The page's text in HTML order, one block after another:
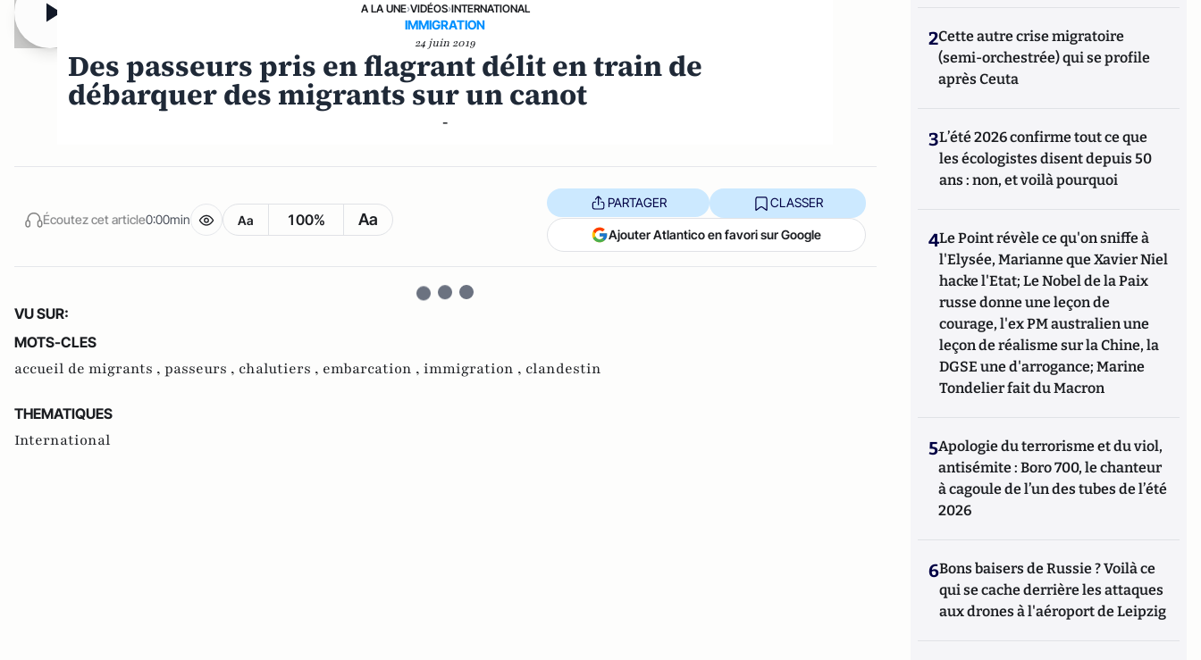
A LA UNE›VIDÉOS›INTERNATIONAL
IMMIGRATION
24 juin 2019
Des passeurs pris en flagrant délit en train de
débarquer des migrants sur un canot
-
Écoutez cet article0:00min Aa 100% Aa
PARTAGER CLASSER
Ajouter Atlantico en favori sur Google
VU SUR:
MOTS-CLES
accueil de migrants , passeurs , chalutiers , embarcation , immigration , clandestin
THEMATIQUES
International
2Cette autre crise migratoire
(semi-orchestrée) qui se profile
après Ceuta
3L’été 2026 confirme tout ce que
les écologistes disent depuis 50
ans : non, et voilà pourquoi
4Le Point révèle ce qu'on sniffe à
l'Elysée, Marianne que Xavier Niel
hacke l'Etat; Le Nobel de la Paix
russe donne une leçon de
courage, l'ex PM australien une
leçon de réalisme sur la Chine, la
DGSE une d'arrogance; Marine
Tondelier fait du Macron
5Apologie du terrorisme et du viol,
antisémite : Boro 700, le chanteur
à cagoule de l’un des tubes de l’été
2026
6Bons baisers de Russie ? Voilà ce
qui se cache derrière les attaques
aux drones à l'aéroport de Leipzig